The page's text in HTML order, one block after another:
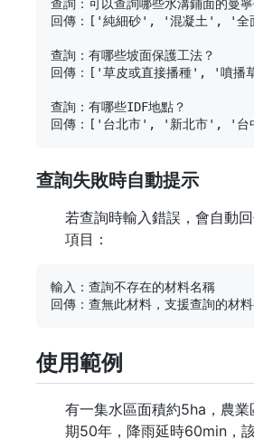
查詢：可以查詢哪些水溝鋪面的曼寧
回傳：['純細砂', '混凝土', '
查詢：有哪些坡面保護工法？
回傳：['草皮或直接播種', '噴
查詢：有哪些IDF地點？
查詢失敗時自動提示
若查詢時輸入錯誤，會自動
項目：
輸入：查詢不存在的材料名稱
使用範例
有一集水區面積約5ha，農
期50年，降雨延時60min，